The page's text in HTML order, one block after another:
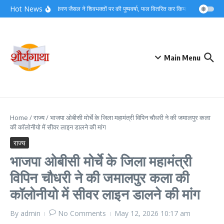
Skip to content
Hot Newsमहापौर किरण जैसल ने शिवभक्तों पर की पुष्पवर्षा, फल वितरित कर किया स्वागत…
Main Menu
Home /राज्य/भाजपा ओबीसी मोर्चे के जिला महामंत्री विपिन चौधरी ने की जमालपुर कला
की कॉलोनीयो में सीवर लाइन डालने की मांग
राज्य
भाजपा ओबीसी मोर्चे के जिला महामंत्री
विपिन चौधरी ने की जमालपुर कला की
कॉलोनीयो में सीवर लाइन डालने की मांग
By admin No Comments May 12, 2026 10:17 am